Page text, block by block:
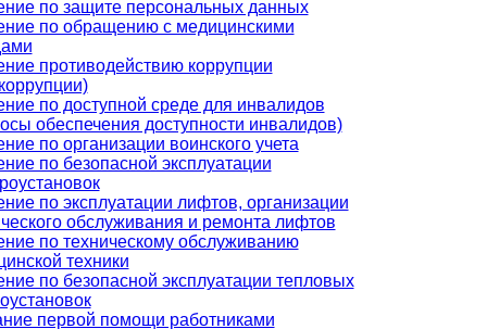
по защите персональных данных
по обращению с медицинскими
противодействию коррупции
по доступной среде для инвалидов
обеспечения доступности инвалидов)
по организации воинского учета
по безопасной эксплуатации
по эксплуатации лифтов, организации
обслуживания и ремонта лифтов
по техническому обслуживанию
техники
по безопасной эксплуатации тепловых
первой помощи работниками